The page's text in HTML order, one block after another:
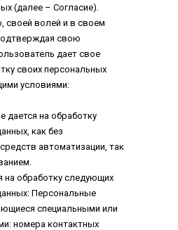
(далее – Согласие).
своей волей и в своем
свою
дает свое
своих персональных
условиями:
дается на обработку
как без
автоматизации, так
на обработку следующих
Персональные
специальными или
номера контактных